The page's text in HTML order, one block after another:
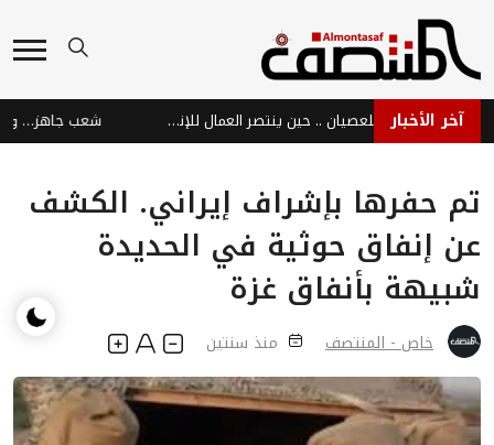
آخر الأخبار نبض عدن الحية رفضًا للعصيان .. حين ينتصر العمال للإنسان والوطن شعب جاهز… وحرب
تم حفرها بإشراف إيراني. الكشف
عن إنفاق حوثية في الحديدة
شبيهة بأنفاق غزة
خاص - المنتصف منذ سنتين